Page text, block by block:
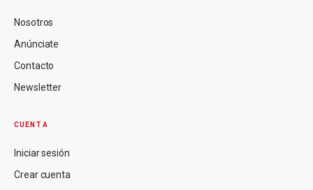
Nosotros
Anúnciate
Contacto
Newsletter
CUENTA
Iniciar sesión
Crear cuenta